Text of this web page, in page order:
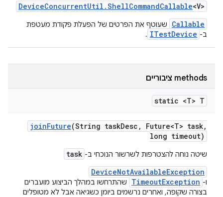
DeviceConcurrentUtil .ShellCommandCallable<V>
Callable
שעוטף את הפרטים של הפעלת פקודת מעטפת
ב- ITestDevice
.
‫methods ציבוריים
static <T> T
joinFuture(String taskDesc , Future<T> task,
long timeout)
שיטה נוחה להצטרפות לשרשור הנוכחי ב- task
DeviceNotAvailableException
ו- TimeoutException
שהתרחשו במהלך הביצוע מועברים
בצורה שקופה, ואחרים נרשמים ביומן כשגיאה אבל לא מטופלים